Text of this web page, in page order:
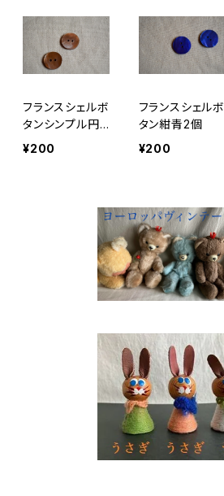
フランスシェルボ
タンシンプル円
中2個
¥200
フランスシェルボ
タン紺青2個
¥200